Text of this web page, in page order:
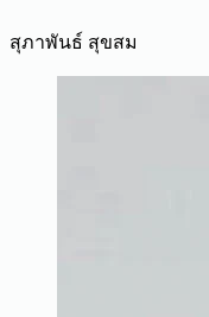
สุภาพันธ์ สุขสม